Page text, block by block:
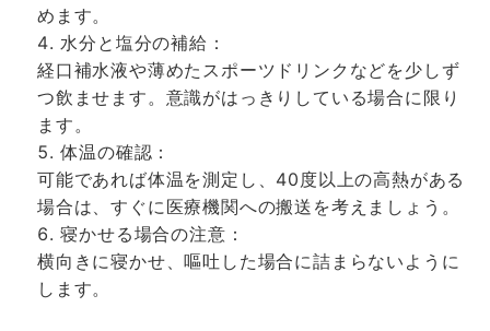
めます。
水分と塩分の補給：
経口補水液や薄めたスポーツドリンクなどを少しず
つ飲ませます。意識がはっきりしている場合に限り
ます。
体温の確認：
可能であれば体温を測定し、40度以上の高熱がある
場合は、すぐに医療機関への搬送を考えましょう。
寝かせる場合の注意：
横向きに寝かせ、嘔吐した場合に詰まらないように
します。